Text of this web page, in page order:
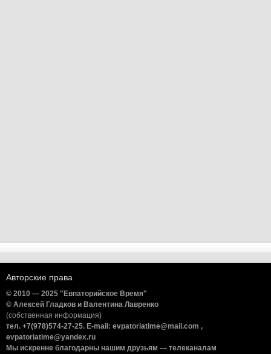
Авторские права
© 2010 — 2025 "Евпаторийское Время"
© Алексей Гладков и Валентина Лавренко
(собственная информация)
тел. +7(978)574-27-25. E-mail: evpatoriatime@mail.com ,
evpatoriatime@yandex.ru
Мы искренне благодарны нашим друзьям — телеканалам